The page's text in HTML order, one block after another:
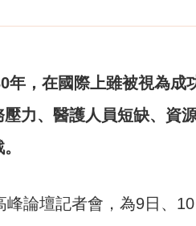
年，在國際上雖被視為成
力、醫護人員短缺、資
論壇記者會，為9日、